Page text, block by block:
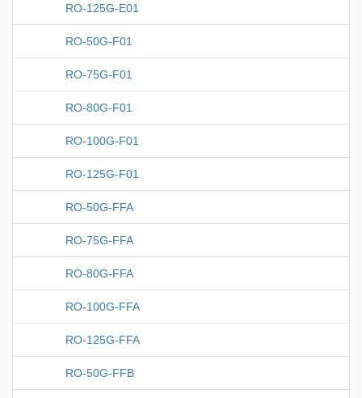
RO-125G-E01
RO-50G-F01
RO-75G-F01
RO-80G-F01
RO-100G-F01
RO-125G-F01
RO-50G-FFA
RO-75G-FFA
RO-80G-FFA
RO-100G-FFA
RO-125G-FFA
RO-50G-FFB